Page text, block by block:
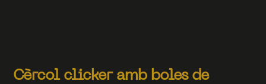
Cèrcol clicker amb boles de